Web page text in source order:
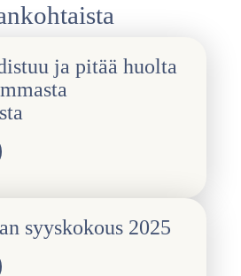
ja pitää huolta
syyskokous 2025